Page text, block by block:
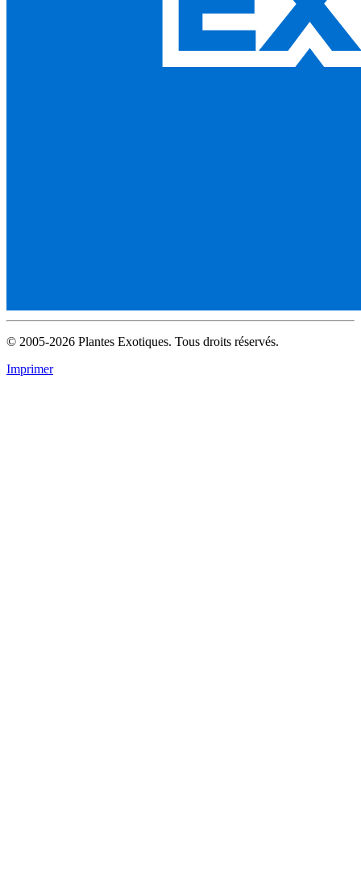
© 2005-2026 Plantes Exotiques. Tous droits réservés.
Imprimer